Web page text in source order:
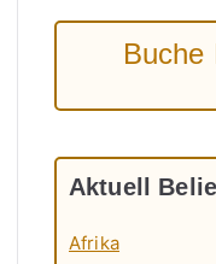
Buche
Aktuell
Afrika